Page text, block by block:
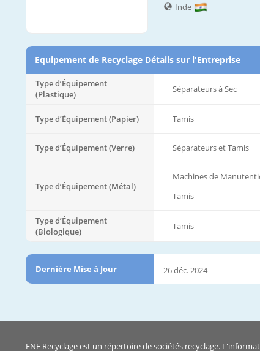
Inde
Equipement de Recyclage Détails sur l'Entreprise
Type d’Équipement
(Plastique)
Séparateurs à Sec
Type d’Équipement (Papier) Tamis
Type d’Équipement (Verre) Séparateurs et Tamis
Type d’Équipement (Métal)
Machines de
Tamis
Type d’Équipement
(Biologique)
Tamis
Dernière Mise à Jour 26 déc. 2024
ENF Recyclage est un répertoire de sociétés recyclage.